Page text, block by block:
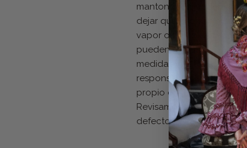
mantoncillo pueden
dejar que vuelvan a su
vapor o con plancha
pueden meterse en agua
medidas ya que es un
responsables si tiene
propio enflecado, ni
Revisamos
defecto fuera de lo